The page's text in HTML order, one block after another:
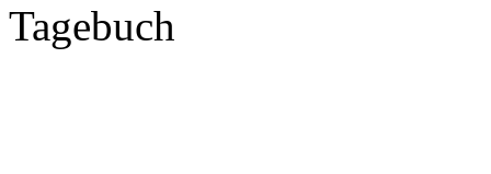
Tagebuch